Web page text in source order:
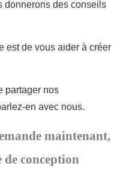
donnerons des conseils
est de vous aider à créer
partager nos
en avec nous.
maintenant,
de conception